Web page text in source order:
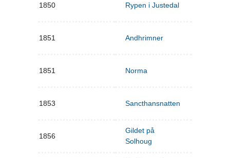
1850 Rypen i Justedal
1851 Andhrimner
1851 Norma
1853 Sancthansnatten
1856
Gildet på
Solhoug